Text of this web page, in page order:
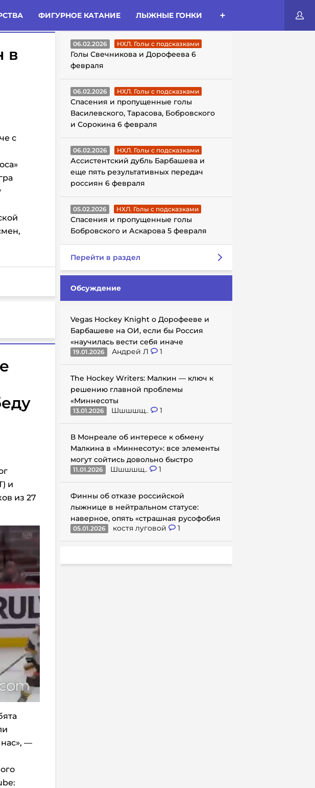
ФИГУРНОЕ КАТАНИЕ ЛЫЖНЫЕ ГОНКИ
в
с
и
из 27
—
ГОЛЫ С ПОДСКАЗКАМИ
06.02.2026 НХЛ. Голы с подсказками
Голы Свечникова и Дорофеева 6
февраля
06.02.2026 НХЛ. Голы с подсказками
Спасения и пропущенные голы
Василевского, Тарасова, Бобровского
и Сорокина 6 февраля
06.02.2026 НХЛ. Голы с подсказками
Ассистентский дубль Барбашева и
еще пять результативных передач
россиян 6 февраля
05.02.2026 НХЛ. Голы с подсказками
Спасения и пропущенные голы
Бобровского и Аскарова 5 февраля
Перейти в раздел
Обсуждение
Vegas Hockey Knight о Дорофееве и
Барбашеве на ОИ, если бы Россия
«научилась вести себя иначе
19.01.2026 Андрей Л 1
The Hockey Writers: Малкин — ключ к
решению главной проблемы
«Миннесоты
13.01.2026 Шшшшщ.. 1
В Монреале об интересе к обмену
Малкина в «Миннесоту»: все элементы
могут сойтись довольно быстро
11.01.2026 Шшшшщ.. 1
Финны об отказе российской
лыжнице в нейтральном статусе:
наверное, опять «страшная русофобия
05.01.2026 костя луговой 1